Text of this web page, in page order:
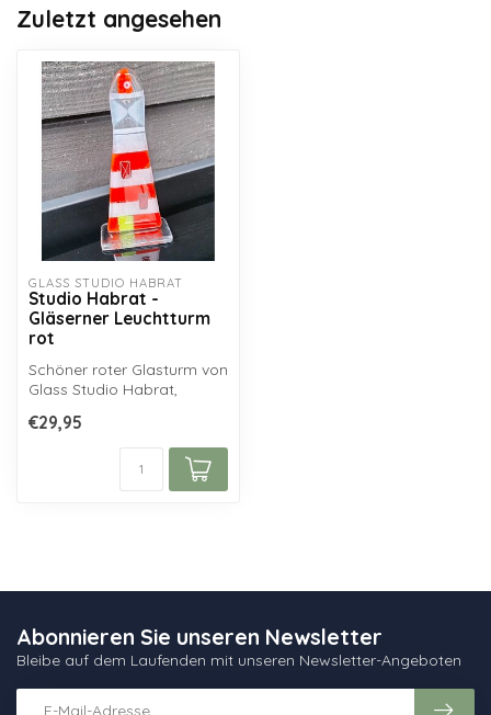
Zuletzt angesehen
GLASS STUDIO HABRAT
Studio Habrat -
Gläserner Leuchtturm
rot
Schöner roter Glasturm von
Glass Studio Habrat,
Glasfusing v...
€29,95
Abonnieren Sie unseren Newsletter
Bleibe auf dem Laufenden mit unseren Newsletter-Angeboten